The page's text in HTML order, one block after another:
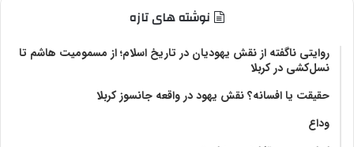
نوشته های تازه
روایتی ناگفته از نقش یهودیان در تاریخ اسلام؛ از مسمومیت هاشم تا
نسل‌کشی در کربلا
حقیقت یا افسانه؟‌ نقش یهود در واقعه جانسوز کربلا
وداع